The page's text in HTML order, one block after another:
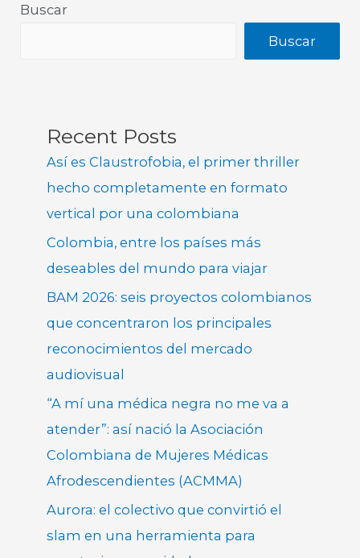
Buscar
Buscar
Recent Posts
Así es Claustrofobia, el primer thriller
hecho completamente en formato
vertical por una colombiana
Colombia, entre los países más
deseables del mundo para viajar
BAM 2026: seis proyectos colombianos
que concentraron los principales
reconocimientos del mercado
audiovisual
“A mí una médica negra no me va a
atender”: así nació la Asociación
Colombiana de Mujeres Médicas
Afrodescendientes (ACMMA)
Aurora: el colectivo que convirtió el
slam en una herramienta para